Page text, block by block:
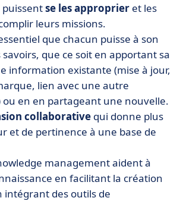
puissentse les approprier et les
leurs missions.
que chacun puisse à son
que ce soit en apportant sa
information existante (mise à jour,
lien avec une autre
en en partageant une nouvelle.
collaborative qui donne plus
et de pertinence à une base de
management aident à
en facilitant la création
intégrant des outils de